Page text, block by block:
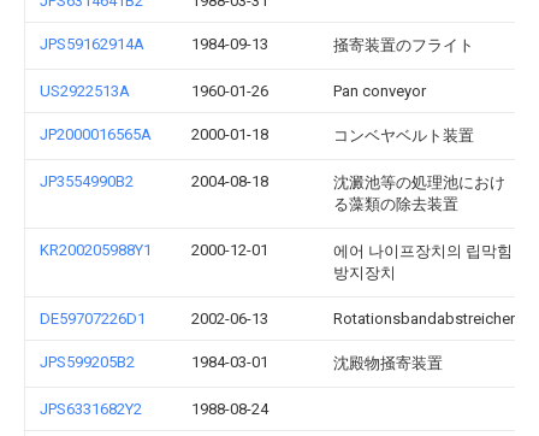
JPS59162914A 1984-09-13 掻寄装置のフライト
US2922513A 1960-01-26 Pan conveyor
JP2000016565A 2000-01-18 コンベヤベルト装置
JP3554990B2 2004-08-18
沈澱池等の処理池におけ
る藻類の除去装置
KR200205988Y1 2000-12-01
에어 나이프장치의 립막힘
방지장치
DE59707226D1 2002-06-13 Rotationsbandabstreicher
JPS599205B2 1984-03-01 沈殿物掻寄装置
JPS6331682Y2 1988-08-24